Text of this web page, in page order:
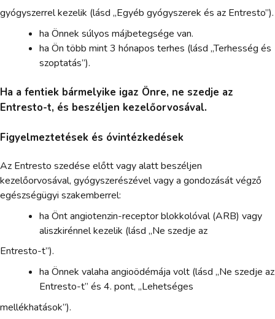
gyógyszerrel kezelik (lásd „Egyéb gyógyszerek és az Entresto”).
ha Önnek súlyos májbetegsége van.
ha Ön több mint 3 hónapos terhes (lásd „Terhesség és
szoptatás”).
Ha a fentiek bármelyike igaz Önre, ne szedje az
Entresto-t, és beszéljen kezelőorvosával.
Figyelmeztetések és óvintézkedések
Az Entresto szedése előtt vagy alatt beszéljen
kezelőorvosával, gyógyszerészével vagy a gondozását végző
egészségügyi szakemberrel:
ha Önt angiotenzin-receptor blokkolóval (ARB) vagy
aliszkirénnel kezelik (lásd „Ne szedje az
Entresto-t”).
ha Önnek valaha angioödémája volt (lásd „Ne szedje az
Entresto-t” és 4. pont, „Lehetséges
mellékhatások”).